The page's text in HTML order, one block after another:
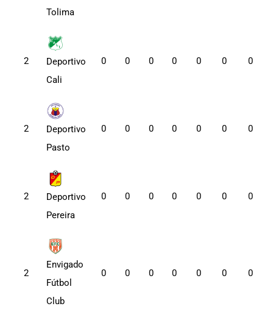
Tolima
2
Deportivo
Cali
0 0 0 0 0 0 0
2
Deportivo
Pasto
0 0 0 0 0 0 0
2
Deportivo
Pereira
0 0 0 0 0 0 0
2
Envigado
Fútbol
Club
0 0 0 0 0 0 0